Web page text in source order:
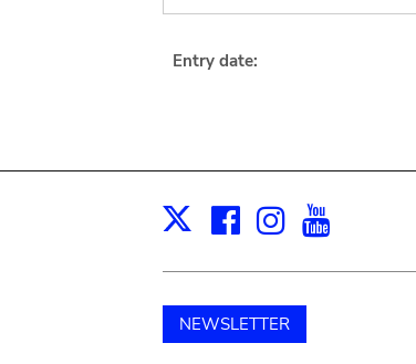
Entry date:
X Facebook
Instagram
NEWSLETTER